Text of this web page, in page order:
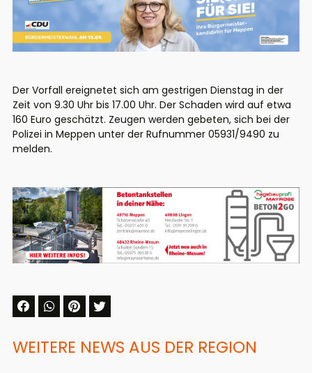
Der Vorfall ereignetet sich am gestrigen Dienstag in der
Zeit von 9.30 Uhr bis 17.00 Uhr. Der Schaden wird auf etwa
160 Euro geschätzt. Zeugen werden gebeten, sich bei der
Polizei in Meppen unter der Rufnummer 05931/9490 zu
melden.
WEITERE NEWS AUS DER REGION